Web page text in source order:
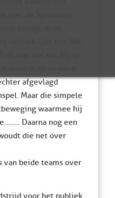
afgevlagd
Maar die simpele
waarmee hij
Daarna nog een
die net over
van beide teams over